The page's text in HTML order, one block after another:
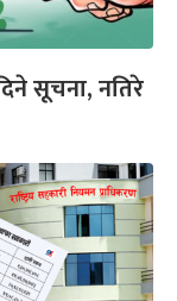
सूचना, नतिरे